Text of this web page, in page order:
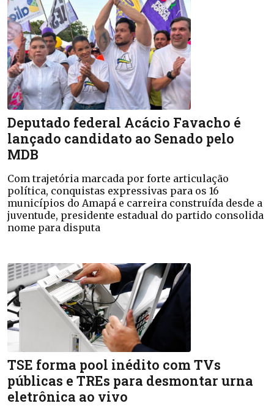
Deputado federal Acácio Favacho é
lançado candidato ao Senado pelo
MDB
Com trajetória marcada por forte articulação
política, conquistas expressivas para os 16
municípios do Amapá e carreira construída desde a
juventude, presidente estadual do partido consolida
nome para disputa
TSE forma pool inédito com TVs
públicas e TREs para desmontar urna
eletrônica ao vivo